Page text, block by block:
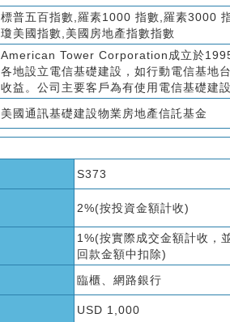
標普五百指數,羅素1000 指數,羅素3000
瓊美國指數,美國房地產指數指數
American Tower Corporation成立於
各地設立電信基礎建設，如行動電信基地
收益。公司主要客戶為有使用電信基礎建
美國通訊基礎建設物業房地產信託基金
S373
2%(按投資金額計收)
1%(按實際成交金額計收，
回款金額中扣除)
臨櫃、網路銀行
USD 1,000